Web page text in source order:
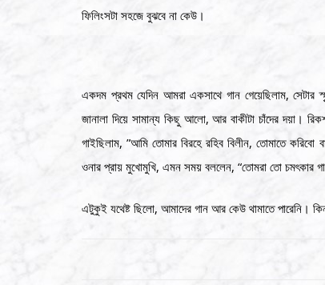
ফিলিংসটা সহজে বুঝবে না কেউ।
একদম প্রথম যেদিন আমরা একসাথে গান গেয়েছিলাম, সেটার
জানালা দিয়ে সামান্য কিছু আলো, আর বাকীটা চাঁদের দয়া।
গাইছিলাম, ”আমি তোমার বিরহে রহিব বিলীন, তোমাতে
ওনার প্রায় মুখোমুখি, এমন সময় বললেন, “তোমরা তো চমৎকার
এটুকুই যথেষ্ট ছিলো, আমাদের গান আর কেউ থামাতে পারেনি।